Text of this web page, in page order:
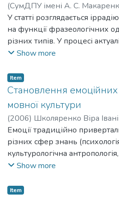
(СумДПУ імені А. С.
Віра Іванівна;Shkoliarenko
У статті розглядається
на функції фразеологічних
різних типів. У процесі
ФО складаються двосторонні
прагматично релевантним, а з
іррадіює на ту чи іншу
уточнюючи або послабляючи її.
Show more
Item
Становлення емоційних
мовної культури
(2006) Школяренко Віра
Ivanivna
Емоції традиційно
різних сфер знань
культурологічна
сучасному мовознавстві в
свідчить про актуальність
Show more
Item